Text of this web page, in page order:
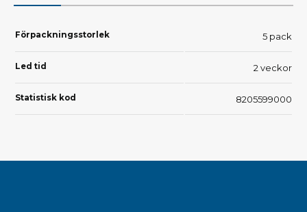
Förpackningsstorlek 5 pack
Led tid 2 veckor
Statistisk kod 8205599000